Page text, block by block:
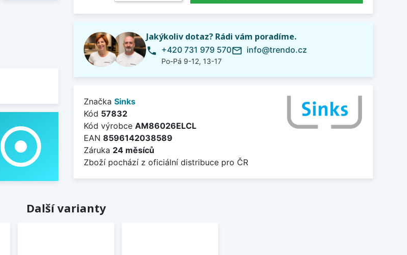
adjust
Jakýkoliv dotaz? Rádi vám poradíme.
phone +420 731 979 570
Po-Pá 9-12, 13-17
mail_outline info@trendo.cz
Značka Sinks
Kód 57832
Kód výrobce AM86026ELCL
EAN 8596142038589
Záruka 24 měsíců
Zboží pochází z oficiální distribuce pro ČR
Další varianty